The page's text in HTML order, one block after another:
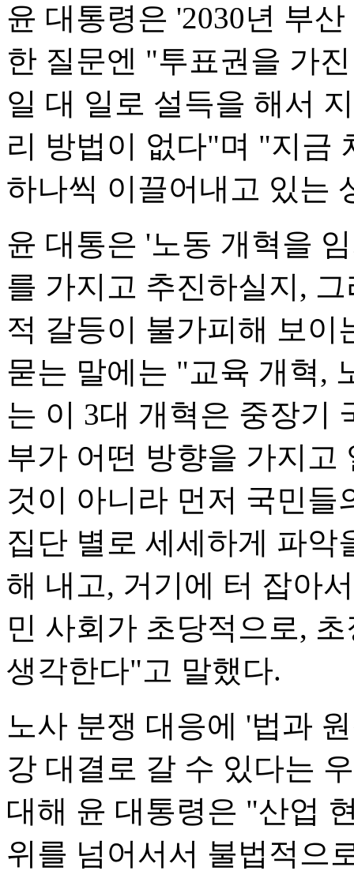
윤 대통령은 '2030년 부
한 질문엔 "투표권을 가
일 대 일로 설득을 해서
리 방법이 없다"며 "지금
하나씩 이끌어내고 있는
윤 대통은 '노동 개혁을
를 가지고 추진하실지,
적 갈등이 불가피해 보이
묻는 말에는 "교육 개혁,
는 이 3대 개혁은 중장기
부가 어떤 방향을 가지고
것이 아니라 먼저 국민들
집단 별로 세세하게 파악
해 내고, 거기에 터 잡아
민 사회가 초당적으로,
생각한다"고 말했다.
노사 분쟁 대응에 '법과
강 대결로 갈 수 있다는
대해 윤 대통령은 "산업
위를 넘어서서 불법적으